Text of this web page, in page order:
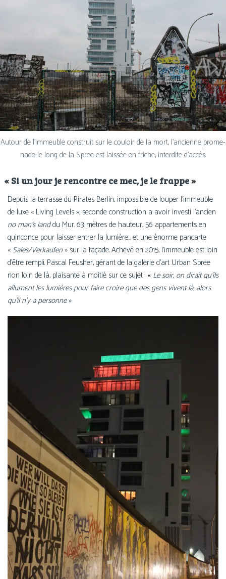
Autour de l’im­meuble construit sur le cou­loir de la mort, l’an­cienne pro­me­
nade le long de la Spree est lais­sée en friche, inter­dite d’accès.
«Si un jour je rencontre ce mec, je le frappe »
Depuis la ter­rasse du Pirates Berlin, impos­sible de lou­per l’im­meuble
de luxe « Living Levels », seconde construc­tion a avoir inves­ti l’an­cien
no man’s landdu Mur. 63 mètres de hau­teur, 56 appar­te­ments en
quin­conce pour lais­ser entrer la lumière… et une énorme pan­carte
« Sales/Verkaufen» sur la façade. Achevé en 2015, l’im­meuble est loin
d’être rem­pli. Pascal Feusher, gérant de la gale­rie d’art Urban Spree
non loin de là, plai­sante à moi­tié sur ce sujet : « Le soir, on dirait qu’ils
allument les lumières pour faire croire que des gens vivent là, alors
qu’il n’y a per­sonne»